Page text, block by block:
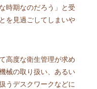
時期なのだろう」と受
を見過ごしてしまいや
高度な衛生管理が求め
械の取り扱い、あるい
うデスクワークなどに